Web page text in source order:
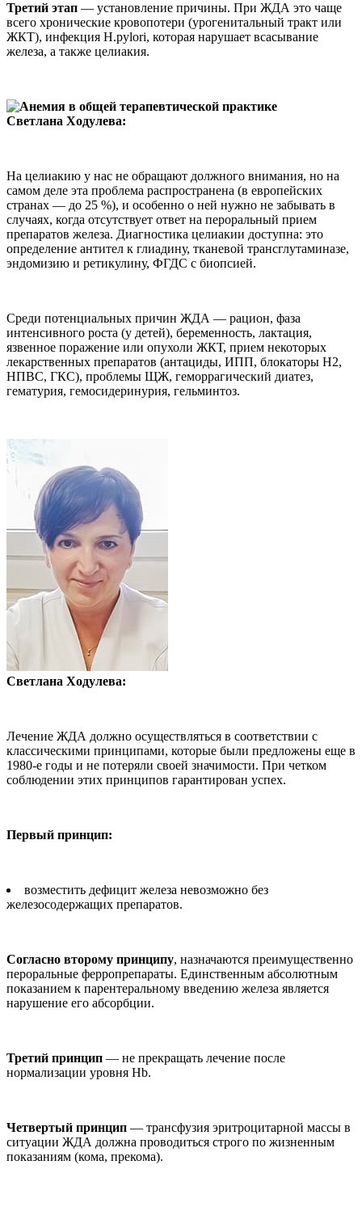
Третий этап — установление причины. При ЖДА это чаще
всего хронические кровопотери (урогенитальный тракт или
ЖКТ), инфекция H.pylori, которая нарушает всасывание
железа, а также целиакия.
Светлана Ходулева:
На целиакию у нас не обращают должного внимания, но на
самом деле эта проблема распространена (в европейских
странах — до 25 %), и особенно о ней нужно не забывать в
случаях, когда отсутствует ответ на пероральный прием
препаратов железа. Диагностика целиакии доступна: это
определение антител к глиадину, тканевой трансглутаминазе,
эндомизию и ретикулину, ФГДС с биопсией.
Среди потенциальных причин ЖДА — рацион, фаза
интенсивного роста (у детей), беременность, лактация,
язвенное поражение или опухоли ЖКТ, прием некоторых
лекарственных препаратов (антациды, ИПП, блокаторы Н2,
НПВС, ГКС), проблемы ЩЖ, геморрагический диатез,
гематурия, гемосидеринурия, гельминтоз.
Светлана Ходулева:
Лечение ЖДА должно осуществляться в соответствии с
классическими принципами, которые были предложены еще в
1980-е годы и не потеряли своей значимости. При четком
соблюдении этих принципов гарантирован успех.
Первый принцип:
возместить дефицит железа невозможно без
железосодержащих препаратов.
Согласно второму принципу, назначаются преимущественно
пероральные ферропрепараты. Единственным абсолютным
показанием к парентеральному введению железа является
нарушение его абсорбции.
Третий принцип — не прекращать лечение после
нормализации уровня Hb.
Четвертый принцип — трансфузия эритроцитарной массы в
ситуации ЖДА должна проводиться строго по жизненным
показаниям (кома, прекома).